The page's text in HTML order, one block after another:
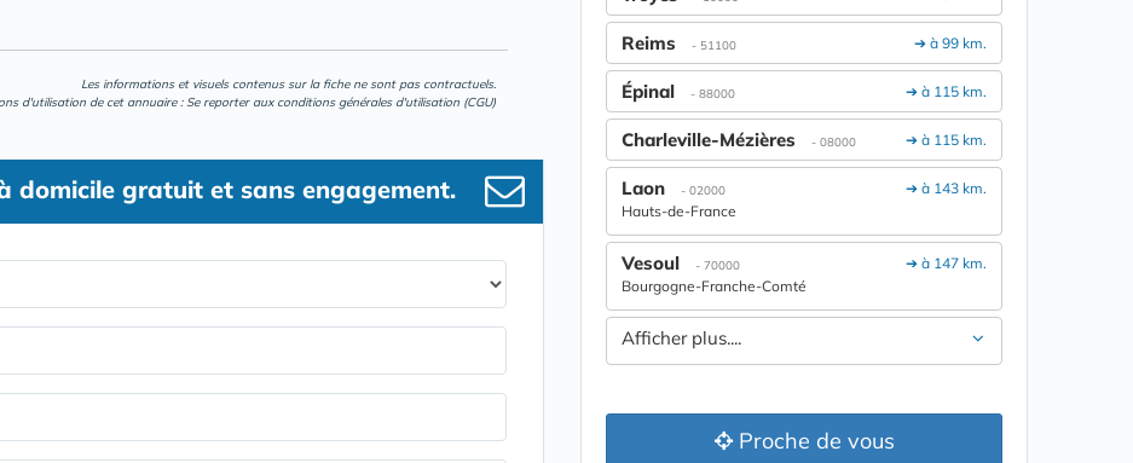
Les informations et visuels contenus sur la fiche ne sont pas contractuels.
d'utilisation de cet annuaire : Se reporter aux conditions générales d'utilisation (CGU)
domicile gratuit et sans engagement.
➔ à 99 km.
Reims - 51100
➔ à 115 km.
Épinal - 88000
➔ à 115 km.
Charleville-Mézières - 08000
➔ à 143 km.
Laon - 02000
Hauts-de-France
➔ à 147 km.
Vesoul - 70000
Bourgogne-Franche-Comté
Afficher plus....
Proche de vous